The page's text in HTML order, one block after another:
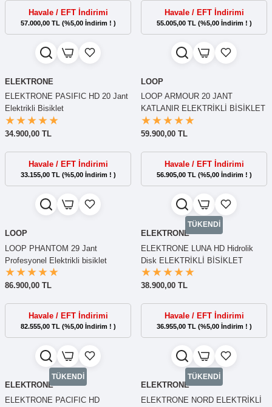
Havale / EFT İndirimi
57.000,00 TL (%5,00 İndirim ! )
Havale / EFT İndirimi
55.005,00 TL (%5,00 İndirim ! )
ELEKTRONE
ELEKTRONE PASIFIC HD 20 Jant
Elektrikli Bisiklet
34.900,00 TL
Havale / EFT İndirimi
33.155,00 TL (%5,00 İndirim ! )
LOOP
LOOP ARMOUR 20 JANT
KATLANIR ELEKTRİKLİ BİSİKLET
59.900,00 TL
Havale / EFT İndirimi
56.905,00 TL (%5,00 İndirim ! )
LOOP
LOOP PHANTOM 29 Jant
Profesyonel Elektrikli bisiklet
86.900,00 TL
Havale / EFT İndirimi
82.555,00 TL (%5,00 İndirim ! )
TÜKENDİ
ELEKTRONE
ELEKTRONE LUNA HD Hidrolik
Disk ELEKTRİKLİ BİSİKLET
38.900,00 TL
Havale / EFT İndirimi
36.955,00 TL (%5,00 İndirim ! )
TÜKENDİ
ELEKTRONE
ELEKTRONE PACIFIC HD
TÜKENDİ
ELEKTRONE
ELEKTRONE NORD ELEKTRİKLİ